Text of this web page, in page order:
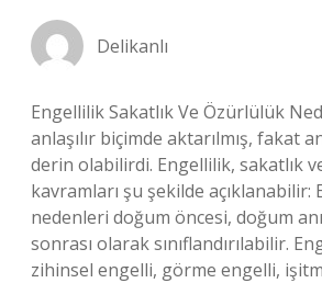
Delikanlı
Engellilik Sakatlık Ve Özürlülük
anlaşılır biçimde aktarılmış, fakat
derin olabilirdi. Engellilik, sakatlık
kavramları şu şekilde açıklanabilir:
nedenleri doğum öncesi, doğum
sonrası olarak sınıflandırılabilir.
zihinsel engelli, görme engelli,